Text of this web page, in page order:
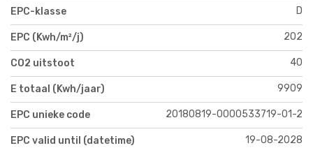
EPC-klasse D
EPC (Kwh/m²/j) 202
CO2 uitstoot 40
E totaal (Kwh/jaar) 9909
EPC unieke code 20180819-0000533719-01-2
EPC valid until (datetime) 19-08-2028